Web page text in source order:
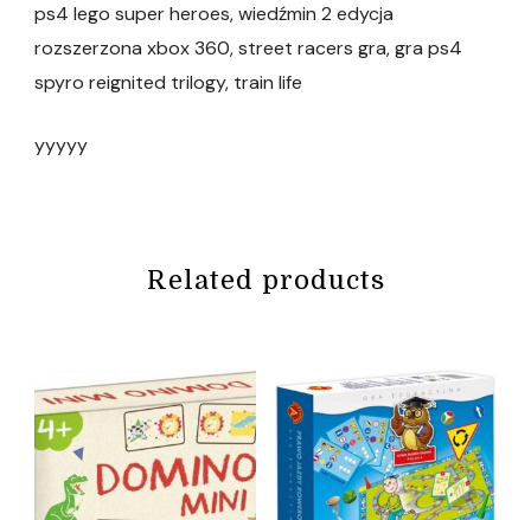
ps4 lego super heroes, wiedźmin 2 edycja
rozszerzona xbox 360, street racers gra, gra ps4
spyro reignited trilogy, train life
yyyyy
Related products